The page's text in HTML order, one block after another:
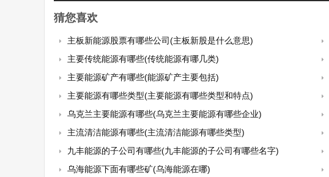
猜您喜欢
主板新能源股票有哪些公司(主板新股是什么意思)
主要传统能源有哪些(传统能源有哪几类)
主要能源矿产有哪些(能源矿产主要包括)
主要能源有哪些类型(主要能源有哪些类型和特点)
乌克兰主要能源有哪些(乌克兰主要能源有哪些企业)
主流清洁能源有哪些(主流清洁能源有哪些类型)
九丰能源的子公司有哪些(九丰能源的子公司有哪些名字)
乌海能源下面有哪些矿(乌海能源在哪)